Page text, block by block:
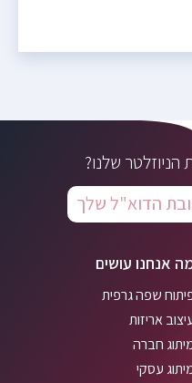
שלנו?
אנחנו עושים
שפה גרפית
אריזות
חברה
עסקי